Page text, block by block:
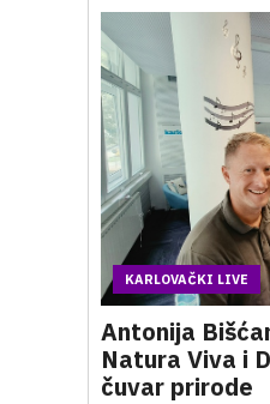
KARLOVAČKI LIVE
Antonija
Natura Viva i
čuvar prirode